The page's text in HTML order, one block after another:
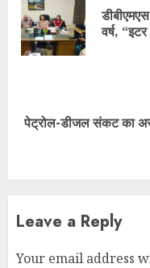
वर्ष,
Next
पेट्रोल-डीजल संकट का
Leave a Reply
Your email address